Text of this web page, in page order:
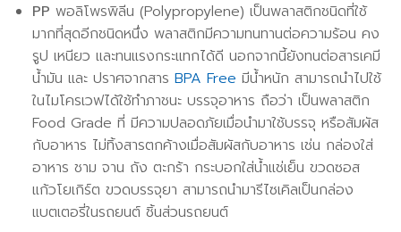
PP พอลิโพรพิลีน (Polypropylene) เป็นพลาสติกชนิดที่ใช้
มากที่สุดอีกชนิดหนึ่ง พลาสติกมีความทนทานต่อความร้อน คง
รูป เหนียว และทนแรงกระแทกได้ดี นอกจากนี้ยังทนต่อสารเคมี
น้ำมัน และ ปราศจากสาร BPA Free มีน้ำหนัก สามารถนำไปใช้
ในไมโครเวฟได้ใช้ทำภาชนะ บรรจุอาหาร ถือว่า เป็นพลาสติก
Food Grade ที่ มีความปลอดภัยเมื่อนำมาใช้บรรจุ หรือสัมผัส
กับอาหาร ไม่ทิ้งสารตกค้างเมื่อสัมผัสกับอาหาร เช่น กล่องใส่
อาหาร ชาม จาน ถัง ตะกร้า กระบอกใส่น้ำแช่เย็น ขวดซอส
แก้วโยเกิร์ต ขวดบรรจุยา สามารถนำมารีไซเคิลเป็นกล่อง
แบตเตอรี่ในรถยนต์ ชิ้นส่วนรถยนต์